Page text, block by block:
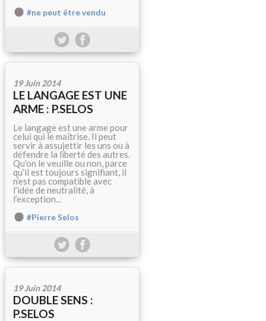
#ne peut être vendu
19 Juin 2014
LE LANGAGE EST UNE
ARME : P.SELOS
Le langage est une arme pour
celui qui le maîtrise. Il peut
servir à assujettir les uns ou à
défendre la liberté des autres.
Qu’on le veuille ou non, parce
qu’il est toujours signifiant, il
n’est pas compatible avec
l’idée de neutralité, à
l’exception...
#Pierre Selos
19 Juin 2014
DOUBLE SENS :
P.SELOS